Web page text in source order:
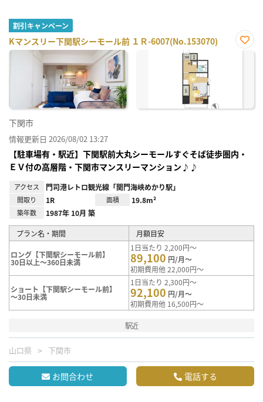
割引キャンペーン
Kマンスリー下関駅シーモール前 １Ｒ-6007(No.153070)
お気
下関市
情報更新日 2026/08/02 13:27
【駐車場有・駅近】下関駅前大丸シーモールすぐそば徒歩圏内・
ＥＶ付の高層階・下関市マンスリーマンション♪♪
アクセス 門司港レトロ観光線「関門海峡めかり駅」
間取り 1R 面積 19.8m²
築年数 1987年 10月 築
プラン名・期間 月額目安
ロング【下関駅シーモール前】
30日以上～360日未満
1日当たり 2,200円～
89,100 円/月～
初期費用他 22,000円～
ショート【下関駅シーモール前】
～30日未満
1日当たり 2,300円～
92,100 円/月～
初期費用他 16,500円～
駅近
山口県 下関市
お問合わせ 電話する